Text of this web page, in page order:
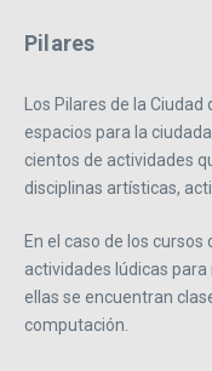
Pilares
Los Pilares de la
espacios para la
cientos de actividades
disciplinas artísticas,
En el caso de los
actividades lúdicas
ellas se encuentran
computación.